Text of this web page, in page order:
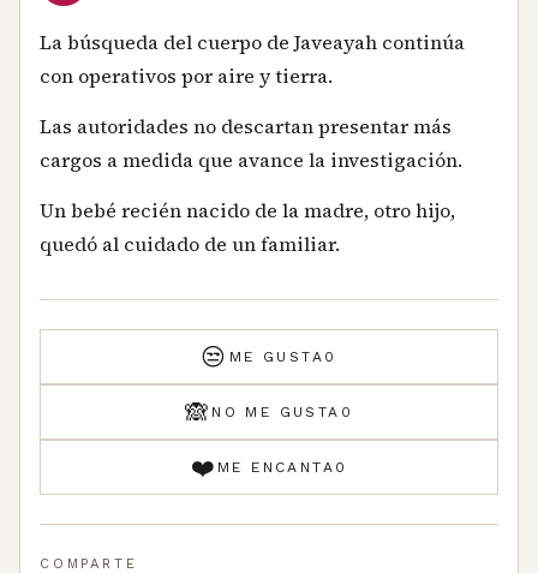
La búsqueda del cuerpo de Javeayah continúa
con operativos por aire y tierra.
Las autoridades no descartan presentar más
cargos a medida que avance la investigación.
Un bebé recién nacido de la madre, otro hijo,
quedó al cuidado de un familiar.
😒 ME GUSTA 0
🙈 NO ME GUSTA 0
❤️ ME ENCANTA 0
COMPARTE